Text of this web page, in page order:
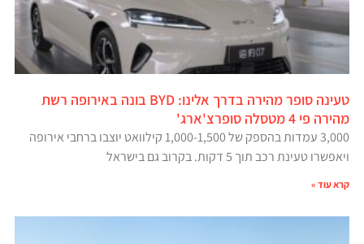
טעינה סופר מהירה בדרך אלינו: BYD בונה באירופה רשת
מהירה פי 4 מטסלה סופרצ'ארג'
3,000 עמדות בהספק של 1,000-1,500 קילוואט יוצבו ברחבי אירופה
ויאפשרו טעינת רכב תוך 5 דקות. בקרוב גם בישראל
קרא עוד »